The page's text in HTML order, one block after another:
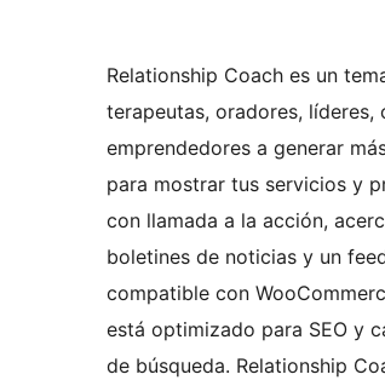
Relationship Coach es un
terapeutas, oradores,
emprendedores a generar
para mostrar tus servicios y
con llamada a la acción,
boletines de noticias y un
compatible con
está optimizado para SEO y
de búsqueda. Relationship